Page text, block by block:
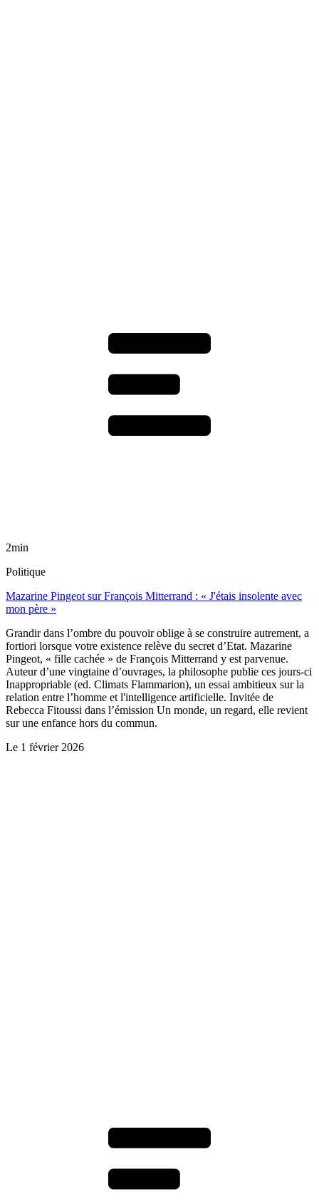
2min
Politique
Mazarine Pingeot sur François Mitterrand : « J'étais insolente avec
mon père »
Grandir dans l’ombre du pouvoir oblige à se construire autrement, a
fortiori lorsque votre existence relève du secret d’Etat. Mazarine
Pingeot, « fille cachée » de François Mitterrand y est parvenue.
Auteur d’une vingtaine d’ouvrages, la philosophe publie ces jours-ci
Inappropriable (ed. Climats Flammarion), un essai ambitieux sur la
relation entre l’homme et l'intelligence artificielle. Invitée de
Rebecca Fitoussi dans l’émission Un monde, un regard, elle revient
sur une enfance hors du commun.
Le 1 février 2026